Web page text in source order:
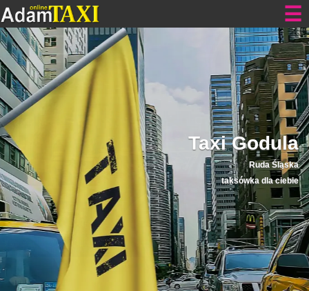
Taxi Godula
Ruda Śląska
taksówka dla ciebie